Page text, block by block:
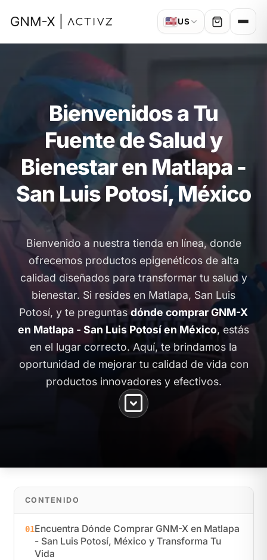
🇺🇸US
Bienvenidos a Tu
Fuente de Salud y
Bienestar en Matlapa -
San Luis Potosí, México
Bienvenido a nuestra tienda en línea, donde
ofrecemos productos epigenéticos de alta
calidad diseñados para transformar tu salud y
bienestar. Si resides en Matlapa, San Luis
Potosí, y te preguntas dónde comprar GNM-X
en Matlapa - San Luis Potosí en México, estás
en el lugar correcto. Aquí, te brindamos la
oportunidad de mejorar tu calidad de vida con
productos innovadores y efectivos.
CONTENIDO
01Encuentra Dónde Comprar GNM-X en Matlapa
- San Luis Potosí, México y Transforma Tu
Vida